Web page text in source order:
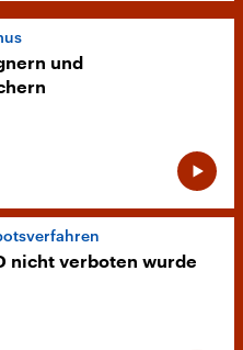
und
nicht verboten wurde